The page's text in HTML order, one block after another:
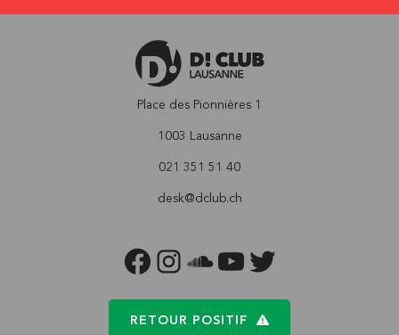
Place des Pionnières 1
1003 Lausanne
021 351 51 40
desk@dclub.ch
FACEBOOKINSTAGRAM
SOUNDCLOUD
YOUTUBETWITTER
RETOUR POSITIF